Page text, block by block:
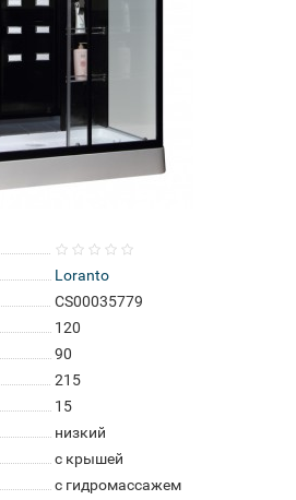
Loranto
CS00035779
120
90
215
15
низкий
с крышей
с гидромассажем